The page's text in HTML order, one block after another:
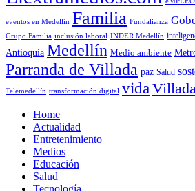
eventos en Medellín Familia Fundalianza
Grupo Familia inclusión laboral INDER Medellín
Antioquia Medellín Medio ambiente
Parranda de Villada paz Salud
Telemedellín transformación digital vida Villada
Home
Actualidad
Entretenimiento
Medios
Educación
Salud
Tecnología